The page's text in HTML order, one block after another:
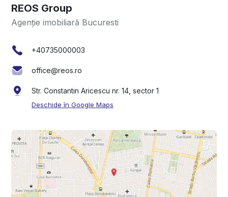
REOS Group
Agenție imobiliară Bucuresti
+40735000003
office@reos.ro
Str. Constantin Aricescu nr. 14, sector 1
Deschide în Google Maps